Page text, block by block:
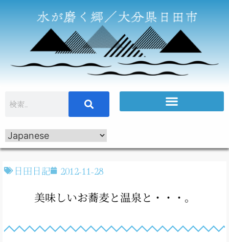
日田日記 2012-11-28
美味しいお蕎麦と温泉と・・・。